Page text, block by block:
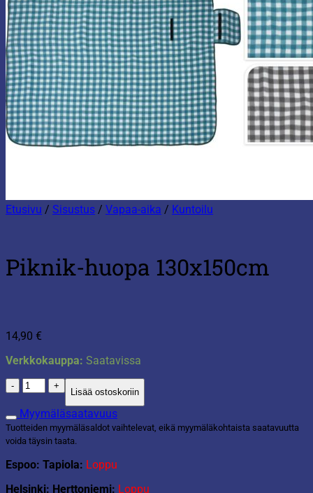
Etusivu / Sisustus / Vapaa-aika / Kuntoilu
Piknik-huopa 130x150cm
14,90 €
Verkkokauppa: Saatavissa
Piknik-
huopa
130x150cm
määrä
Lisää ostoskoriin
Myymäläsaatavuus
Tuotteiden myymäläsaldot vaihtelevat, eikä myymäläkohtaista saatavuutta
voida täysin taata.
Espoo: Tapiola: Loppu
Helsinki: Herttoniemi: Loppu